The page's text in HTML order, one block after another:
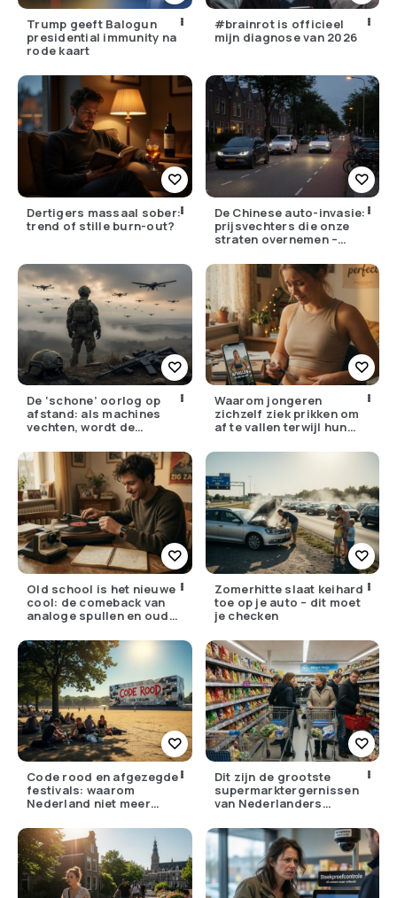
Trump geeft Balogun
presidential immunity na
rode kaart
#brainrot is officieel
mijn diagnose van 2026
Dertigers massaal sober:
trend of stille burn-out?
De Chinese auto-invasie:
prijsvechters die onze
straten overnemen –
écht?
De ‘schone’ oorlog op
afstand: als machines
vechten, wordt de
lager
Waarom jongeren
zichzelf ziek prikken om
af te vallen terwijl hun
bellen
Old school is het nieuwe
cool: de comeback van
analoge spullen en oude
Zomerhitte slaat keihard
toe op je auto – dit moet
je checken
Code rood en afgezegde
festivals: waarom
Nederland niet meer
Dit zijn de grootste
supermarktergernissen
van Nederlanders